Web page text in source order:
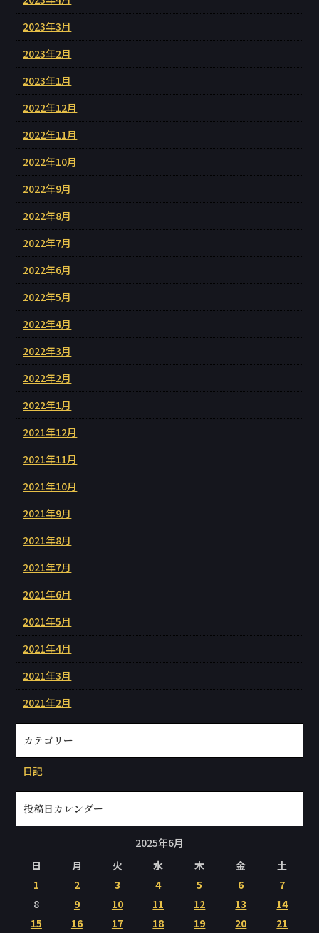
2023年3月
2023年2月
2023年1月
2022年12月
2022年11月
2022年10月
2022年9月
2022年8月
2022年7月
2022年6月
2022年5月
2022年4月
2022年3月
2022年2月
2022年1月
2021年12月
2021年11月
2021年10月
2021年9月
2021年8月
2021年7月
2021年6月
2021年5月
2021年4月
2021年3月
2021年2月
カテゴリー
日記
投稿日カレンダー
2025年6月
日
月 火 水 木 金
土
1
2 3 4 5 6
7
8
9 10 11 12 13
14
15
16 17 18 19 20 21